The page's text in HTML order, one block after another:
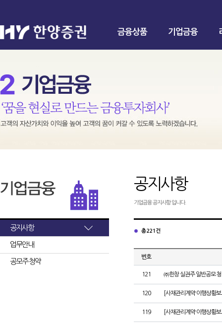
금융상품 기업금융
공지사항
업무안내
공모주 청약
공지사항
기업금융 공지사항 입니다.
총 221건
번호
121 ㈜한창 실권주 일반공모
120 [사채관리계약 이행상황
119 [사채관리계약 이행상황